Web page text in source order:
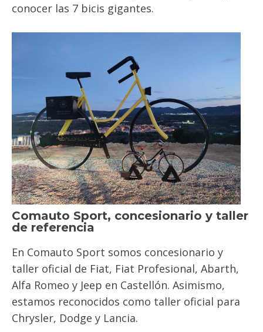
conocer las 7 bicis gigantes.
Comauto Sport, concesionario y taller
de referencia
En Comauto Sport somos concesionario y
taller oficial de Fiat, Fiat Profesional, Abarth,
Alfa Romeo y Jeep en Castellón. Asimismo,
estamos reconocidos como taller oficial para
Chrysler, Dodge y Lancia.